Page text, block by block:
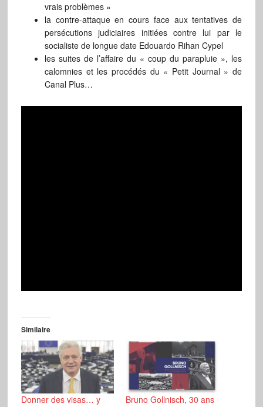
vrais problèmes »
la contre-attaque en cours face aux tentatives de
persécutions judiciaires initiées contre lui par le
socialiste de longue date Edouardo Rihan Cypel
les suites de l’affaire du « coup du parapluie », les
calomnies et les procédés du « Petit Journal » de
Canal Plus…
Similaire
Donner des visas… y
Bruno Gollnisch, 30 ans